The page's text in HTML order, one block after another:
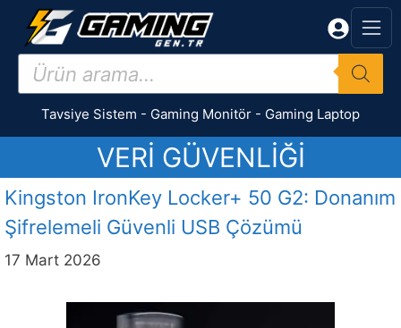
İçeriğe
Products
search
Tavsiye Sistem - Gaming Monitör - Gaming Laptop
VERI GÜVENLIĞI
Kingston IronKey Locker+ 50 G2: Donanım
Şifrelemeli Güvenli USB Çözümü
17 Mart 2026